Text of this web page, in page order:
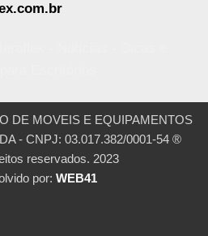
DE MOVEIS E EQUIPAMENTOS
- CNPJ: 03.017.382/0001-54 ®
reservados. 2023
por: WEB41